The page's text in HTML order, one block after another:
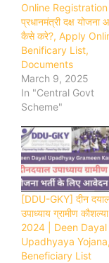
Online Registration |
प्रधानमंत्री दक्ष योजना
कैसे करे?, Apply
Benificary List,
Documents
March 9, 2025
In "Central Govt
Scheme"
[DDU-GKY] दीन
उपाध्याय ग्रामीण
2024 | Deen Dayal
Upadhyaya Yojana,
Beneficiary List